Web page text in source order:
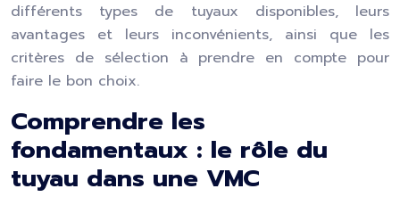
différents types de tuyaux disponibles, leurs
avantages et leurs inconvénients, ainsi que les
critères de sélection à prendre en compte pour
faire le bon choix.
Comprendre les
fondamentaux : le rôle du
tuyau dans une VMC